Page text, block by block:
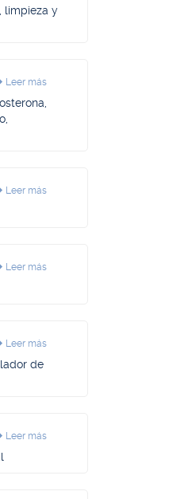
limpieza y
Leer más
Leer más
Leer más
Leer más
de
Leer más